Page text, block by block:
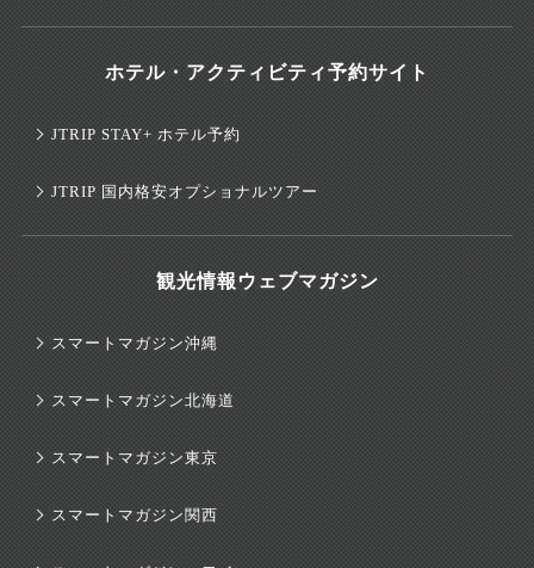
ホテル・アクティビティ予約サイト
JTRIP STAY+ ホテル予約
JTRIP 国内格安オプショナルツアー
観光情報ウェブマガジン
スマートマガジン沖縄
スマートマガジン北海道
スマートマガジン東京
スマートマガジン関西